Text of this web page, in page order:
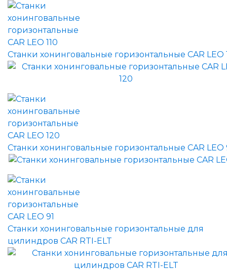
Станки хонинговальные горизонтальные CAR LEO
Станки хонинговальные горизонтальные CAR LEO
Станки хонинговальные горизонтальные для
цилиндров CAR RTI-ELT